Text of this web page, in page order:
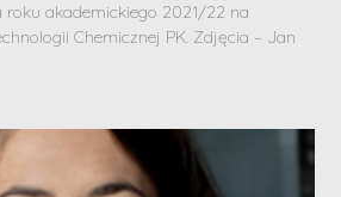
akademickiego 2021/22 na
Chemicznej PK. Zdjęcia – Jan